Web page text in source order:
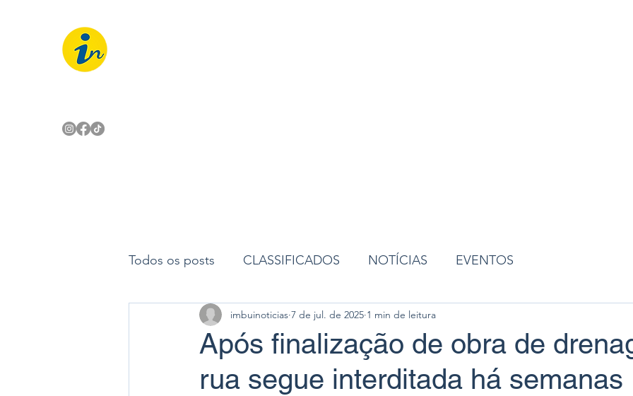
Todos os posts CLASSIFICADOS NOTÍCIAS EVENTOS
Após finalização de obra de
rua segue interditada há semanas
imbuinoticias 7 de jul. de 2025 1 min de leitura